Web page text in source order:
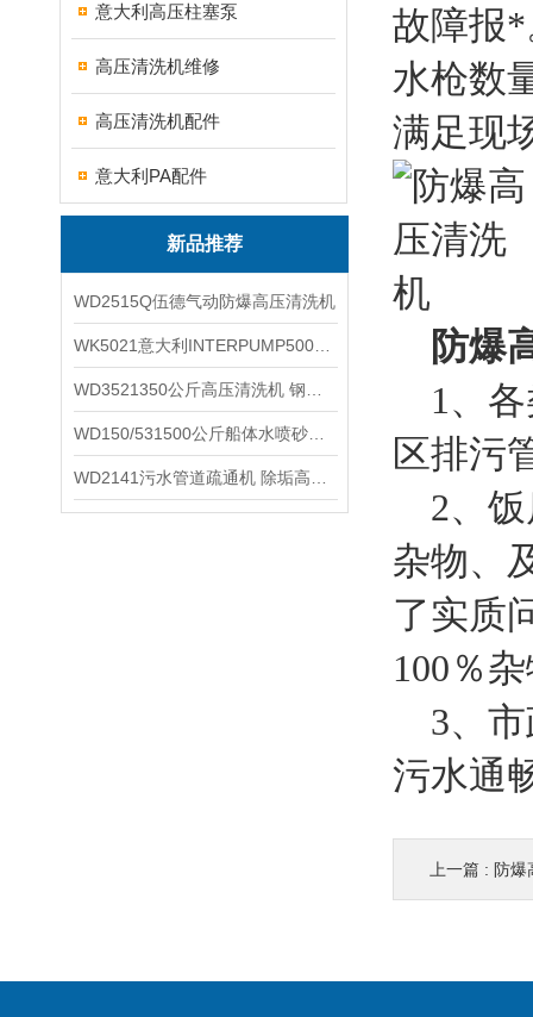
意大利高压柱塞泵
高压清洗机维修
高压清洗机配件
意大利PA配件
新品推荐
WD2515Q伍德气动防爆高压清洗机
故障报*
水枪数
满足现
防爆
1、各
区排污
2、饭
杂物、
了实质
100％
3、市
污水通
上一篇 : 防爆